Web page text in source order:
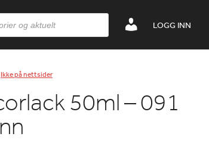
LOGG INN
Ikke på nettsider
50ml – 091